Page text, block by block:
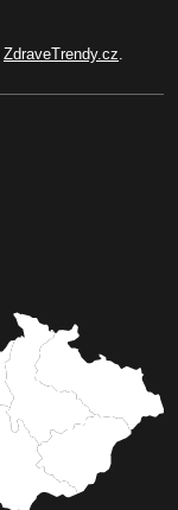
ZdraveTrendy.cz